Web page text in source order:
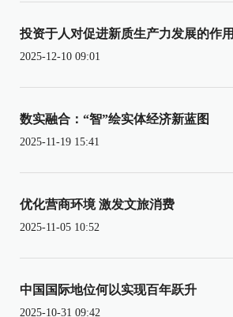
投资于人对促进新质生产力发展的作用
2025-12-10 09:01
数实融合：“智”绘实体经济新蓝图
2025-11-19 15:41
优化营商环境 激发文旅消费
2025-11-05 10:52
中国国际地位何以实现百年跃升
2025-10-31 09:42